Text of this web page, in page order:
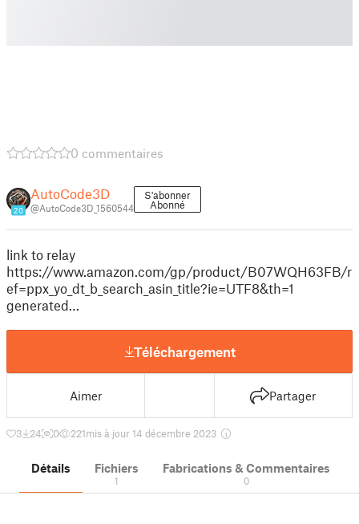
0 commentaires
20
AutoCode3D
@AutoCode3D_1560544
S'abonner
Abonné
link to relay
https://www.amazon.com/gp/product/B07WQH63FB/r
ef=ppx_yo_dt_b_search_asin_title?ie=UTF8&th=1
generated…
Téléchargement
Aimer Partager
3 24 0 221mis à jour 14 décembre 2023
Détails Fichiers
1
Fabrications & Commentaires
0